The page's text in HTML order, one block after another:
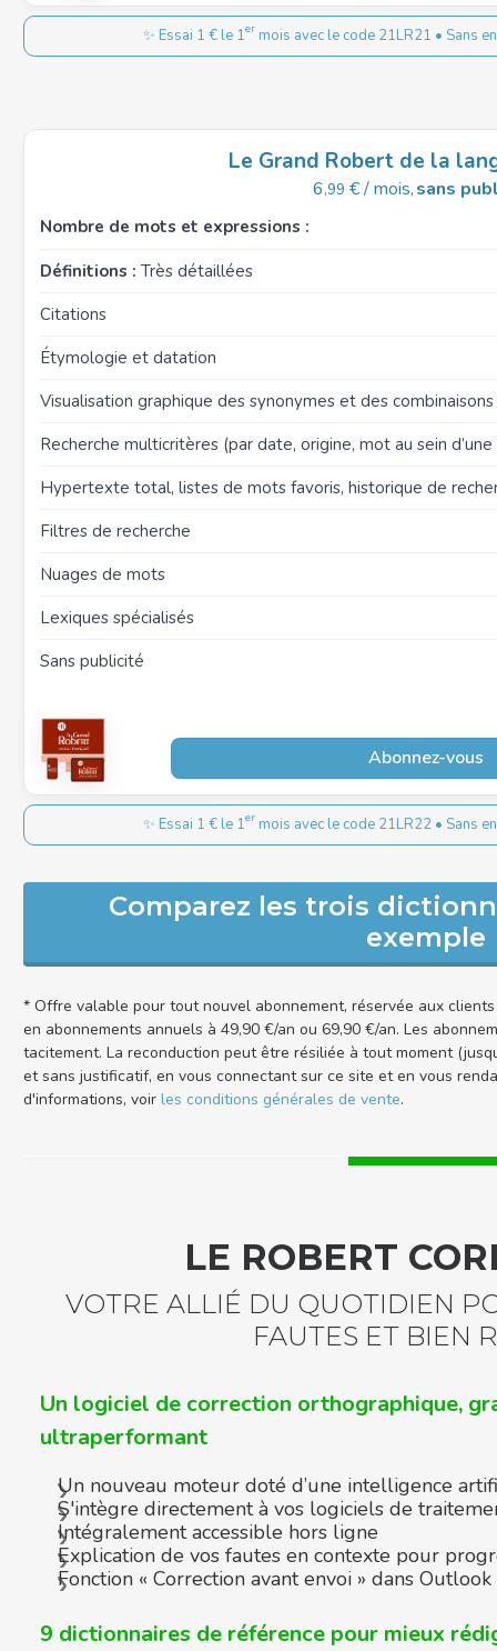
✨ Essai 1 € le 1er mois avec le code 21LR21 • Sans
Le Grand Robert de la
6,99 € / mois,sans
Nombre de mots et expressions :
Définitions : Très détaillées
Citations
Étymologie et datation
Visualisation graphique des synonymes et des
Recherche multicritères (par date, origine, mot au sein
Hypertexte total, listes de mots favoris, historique de
Filtres de recherche
Nuages de mots
Lexiques spécialisés
Sans publicité
Abonnez-vous
✨ Essai 1 € le 1er mois avec le code 21LR22 • Sans
Comparez les trois
exemple
* Offre valable pour tout nouvel abonnement, réservée aux
en abonnements annuels à 49,90 €/an ou 69,90 €/an. Les
tacitement. La reconduction peut être résiliée à tout moment
et sans justificatif, en vous connectant sur ce site et en vous
d'informations, voir les conditions générales de vente.
LE ROBERT
VOTRE ALLIÉ DU QUOTIDIEN
FAUTES ET BIEN
Un logiciel de correction orthographique,
ultraperformant
Un nouveau moteur doté d’une intelligence
S'intègre directement à vos logiciels de
Intégralement accessible hors ligne
Explication de vos fautes en contexte pour
Fonction « Correction avant envoi » dans Outlook
9 dictionnaires de référence pour mieux